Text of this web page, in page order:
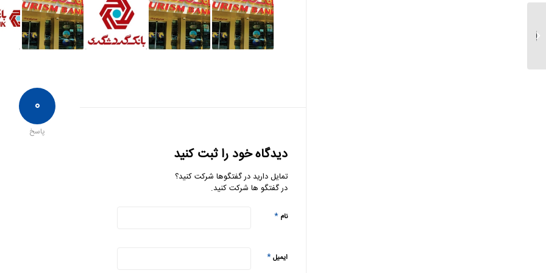
۰
پاسخ
دیدگاه خود را ثبت کنید
تمایل دارید در گفتگوها شرکت کنید؟
در گفتگو ها شرکت کنید.
نام *
ایمیل*